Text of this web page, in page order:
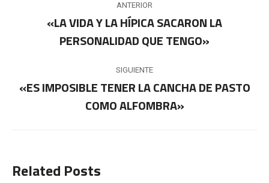
entre
publicaciones
ANTERIOR
anterior:
«LA VIDA Y LA HÍPICA SACARON LA
PERSONALIDAD QUE TENGO»
SIGUIENTE
siguiente:
«ES IMPOSIBLE TENER LA CANCHA DE PASTO
COMO ALFOMBRA»
Related Posts